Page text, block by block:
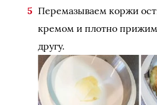
Перемазываем коржи
кремом и плотно
другу.